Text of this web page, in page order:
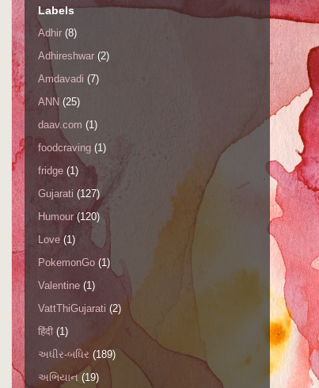
Labels
Adhir (8)
Adhireshwar (2)
Amdavadi (7)
ANN (25)
daav.com (1)
foodcraving (1)
fridge (1)
Gujarati (127)
Humour (120)
Love (1)
PokemonGo (1)
Valentine (1)
VattThiGujarati (2)
हिंदी (1)
અધીર-બધિર (189)
અભિયાન (19)